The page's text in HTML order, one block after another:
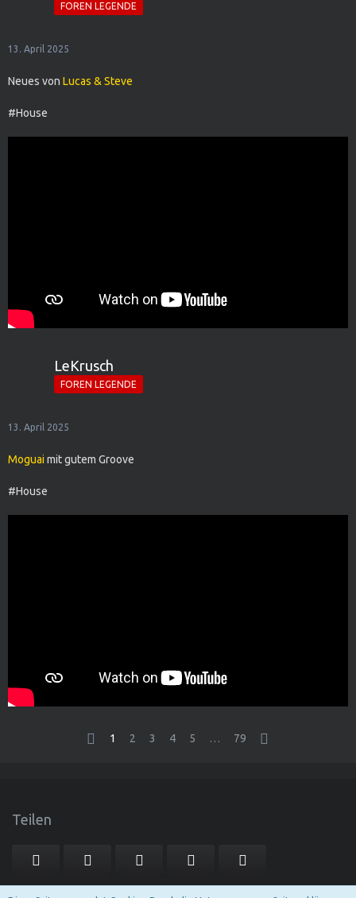
FOREN LEGENDE
13. April 2025
Neues von Lucas & Steve
#House
LeKrusch
FOREN LEGENDE
13. April 2025
Moguai mit gutem Groove
#House
1 2 3 4 5 … 79
Teilen